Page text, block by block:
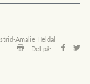
Amalie Heldal
Del på: